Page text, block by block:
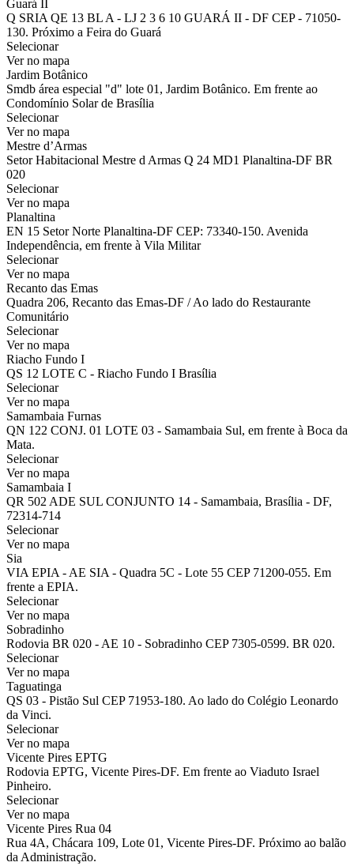
Guará II
Q SRIA QE 13 BL A - LJ 2 3 6 10 GUARÁ II - DF CEP - 71050-
130. Próximo a Feira do Guará
Selecionar
Ver no mapa
Jardim Botânico
Smdb área especial "d" lote 01, Jardim Botânico. Em frente ao
Condomínio Solar de Brasília
Selecionar
Ver no mapa
Mestre d’Armas
Setor Habitacional Mestre d Armas Q 24 MD1 Planaltina-DF BR
020
Selecionar
Ver no mapa
Planaltina
EN 15 Setor Norte Planaltina-DF CEP: 73340-150. Avenida
Independência, em frente à Vila Militar
Selecionar
Ver no mapa
Recanto das Emas
Quadra 206, Recanto das Emas-DF / Ao lado do Restaurante
Comunitário
Selecionar
Ver no mapa
Riacho Fundo I
QS 12 LOTE C - Riacho Fundo I Brasília
Selecionar
Ver no mapa
Samambaia Furnas
QN 122 CONJ. 01 LOTE 03 - Samambaia Sul, em frente à Boca da
Mata.
Selecionar
Ver no mapa
Samambaia I
QR 502 ADE SUL CONJUNTO 14 - Samambaia, Brasília - DF,
72314-714
Selecionar
Ver no mapa
Sia
VIA EPIA - AE SIA - Quadra 5C - Lote 55 CEP 71200-055. Em
frente a EPIA.
Selecionar
Ver no mapa
Sobradinho
Rodovia BR 020 - AE 10 - Sobradinho CEP 7305-0599. BR 020.
Selecionar
Ver no mapa
Taguatinga
QS 03 - Pistão Sul CEP 71953-180. Ao lado do Colégio Leonardo
da Vinci.
Selecionar
Ver no mapa
Vicente Pires EPTG
Rodovia EPTG, Vicente Pires-DF. Em frente ao Viaduto Israel
Pinheiro.
Selecionar
Ver no mapa
Vicente Pires Rua 04
Rua 4A, Chácara 109, Lote 01, Vicente Pires-DF. Próximo ao balão
da Administração.